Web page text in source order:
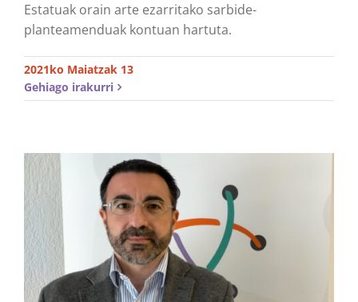
Estatuak orain arte ezarritako sarbide-
planteamenduak kontuan hartuta.
2021ko Maiatzak 13
Gehiago irakurri